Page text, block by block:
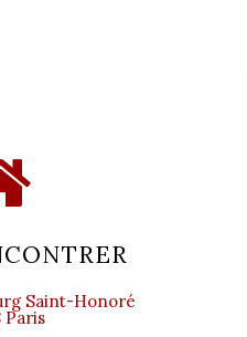
Saint-Honoré
Paris